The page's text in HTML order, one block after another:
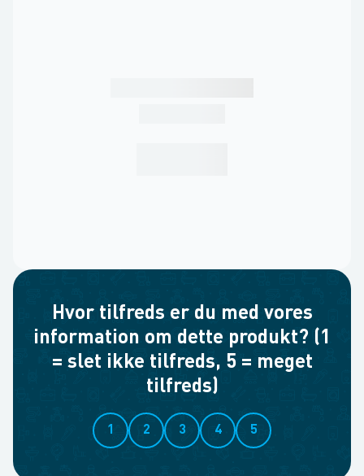
Hvor tilfreds er du med vores
information om dette produkt? (1
= slet ikke tilfreds, 5 = meget
tilfreds)
1 2 3 4 5